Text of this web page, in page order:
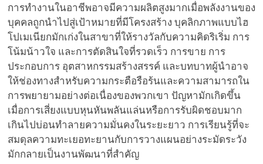
การทำงานในอาชีพอาจมีความผลิตสูงมากเมื่อพลังงานของ
บุคคลถูกนำไปสู่เป้าหมายที่มีโครงสร้าง บุคลิกภาพแบบไฮ
โปเมเนียกมักเก่งในสาขาที่ให้รางวัลกับความคิดริเริ่ม การ
โน้มน้าวใจ และการตัดสินใจที่รวดเร็ว การขาย การ
ประกอบการ อุตสาหกรรมสร้างสรรค์ และบทบาทผู้นำอาจ
ให้ช่องทางสำหรับความกระตือรือร้นและความสามารถใน
การพยายามอย่างต่อเนื่องของพวกเขา ปัญหามักเกิดขึ้น
เมื่อการเสี่ยงแบบหุนหันพลันแล่นหรือการรับผิดชอบมาก
เกินไปบ่อนทำลายความมั่นคงในระยะยาว การเรียนรู้ที่จะ
สมดุลความทะเยอทะยานกับการวางแผนอย่างระมัดระวัง
มักกลายเป็นงานพัฒนาที่สำคัญ